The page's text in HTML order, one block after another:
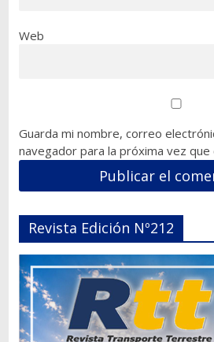
Web
Guarda mi nombre, correo
navegador para la próxima vez que
Revista Edición Nº212